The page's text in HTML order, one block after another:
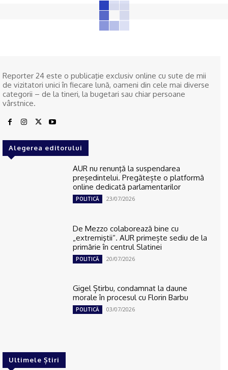
Reporter 24 este o publicaţie exclusiv online cu sute de mii
de vizitatori unici în fiecare lună, oameni din cele mai diverse
categorii – de la tineri, la bugetari sau chiar persoane
vârstnice.
Alegerea editorului
AUR nu renunţă la suspendarea
președintelui. Pregătește o platformă
online dedicată parlamentarilor
POLITICĂ 23/07/2026
De Mezzo colaborează bine cu
„extremiştii“. AUR primește sediu de la
primărie în centrul Slatinei
POLITICĂ 20/07/2026
Gigel Știrbu, condamnat la daune
morale în procesul cu Florin Barbu
POLITICĂ 03/07/2026
Ultimele Știri